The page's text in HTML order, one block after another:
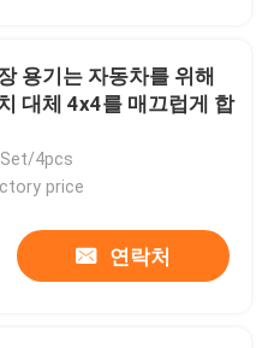
용기는 자동차를 위해
대체 4x4를 매끄럽게 합
Set/4pcs
price
연락처